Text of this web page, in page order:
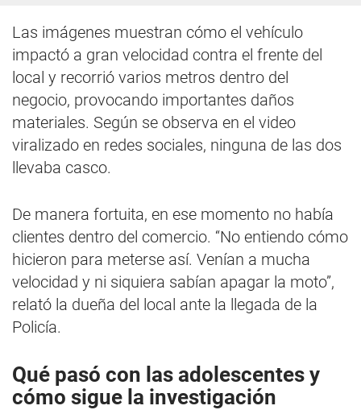
Las imágenes muestran cómo el vehículo
impactó a gran velocidad contra el frente del
local y recorrió varios metros dentro del
negocio, provocando importantes daños
materiales. Según se observa en el video
viralizado en redes sociales, ninguna de las dos
llevaba casco.
De manera fortuita, en ese momento no había
clientes dentro del comercio. “No entiendo cómo
hicieron para meterse así. Venían a mucha
velocidad y ni siquiera sabían apagar la moto”,
relató la dueña del local ante la llegada de la
Policía.
Qué pasó con las adolescentes y
cómo sigue la investigación